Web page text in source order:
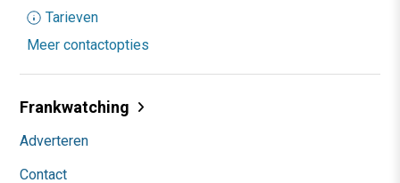
Tarieven
Meer contactopties
Frankwatching
Adverteren
Contact